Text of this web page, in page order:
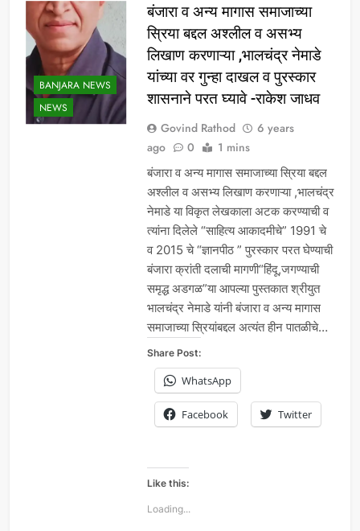
BANJARA NEWS
NEWS
बंजारा व अन्य मागास समाजाच्या
स्रिया बद्दल अश्लील व असभ्य
लिखाण करणाऱ्या ,भालचंद्र नेमाडे
यांच्या वर गुन्हा दाखल व पुरस्कार
शासनाने परत घ्यावे -राकेश जाधव
Govind Rathod
6 years
ago
0 1 mins
बंजारा व अन्य मागास समाजाच्या स्रिया बद्दल
अश्लील व असभ्य लिखाण करणाऱ्या ,भालचंद्र
नेमाडे या विकृत लेखकाला अटक करण्याची व
त्यांना दिलेले “साहित्य आकादमीचे” 1991 चे
व 2015 चे “ज्ञानपीठ ” पुरस्कार परत घेण्याची
बंजारा क्रांती दलाची मागणी“हिंदू,जगण्याची
समृद्ध अडगळ”या आपल्या पुस्तकात श्रीयुत
भालचंद्र नेमाडे यांनी बंजारा व अन्य मागास
समाजाच्या स्रियांबद्दल अत्यंत हीन पातळीचे…
Share Post:
WhatsApp
Facebook Twitter
Like this:
Loading...